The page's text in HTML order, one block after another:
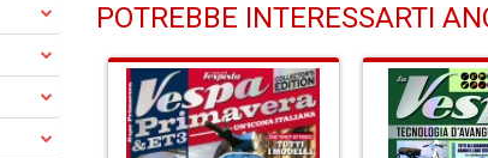
POTREBBE INTERESSARTI